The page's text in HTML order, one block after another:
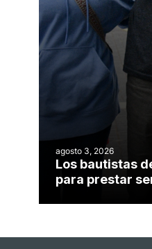
agosto 3, 2026
Los bautistas
para prestar